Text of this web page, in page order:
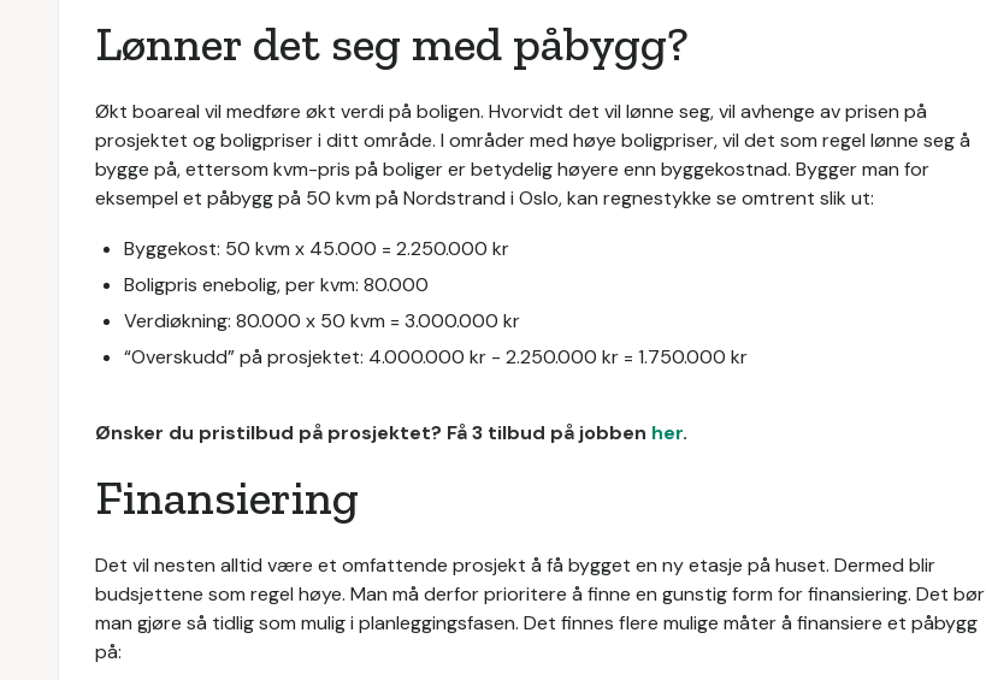
Lønner det seg med påbygg?
Økt boareal vil medføre økt verdi på boligen. Hvorvidt det vil lønne seg, vil avhenge av prisen på
prosjektet og boligpriser i ditt område. I områder med høye boligpriser, vil det som regel lønne seg å
bygge på, ettersom kvm-pris på boliger er betydelig høyere enn byggekostnad. Bygger man for
eksempel et påbygg på 50 kvm på Nordstrand i Oslo, kan regnestykke se omtrent slik ut:
Byggekost: 50 kvm x 45.000 = 2.250.000 kr
Boligpris enebolig, per kvm: 80.000
Verdiøkning: 80.000 x 50 kvm = 3.000.000 kr
“Overskudd” på prosjektet: 4.000.000 kr - 2.250.000 kr = 1.750.000 kr
Ønsker du pristilbud på prosjektet? Få 3 tilbud på jobben her.
Finansiering
Det vil nesten alltid være et omfattende prosjekt å få bygget en ny etasje på huset. Dermed blir
budsjettene som regel høye. Man må derfor prioritere å finne en gunstig form for finansiering. Det bør
man gjøre så tidlig som mulig i planleggingsfasen. Det finnes flere mulige måter å finansiere et påbygg
på: